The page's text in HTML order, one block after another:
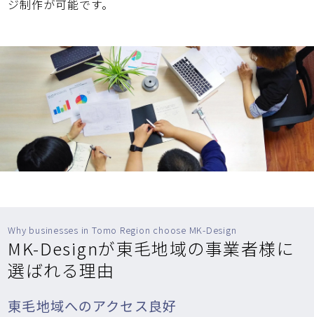
ジ制作が可能です。
Why businesses in Tomo Region choose MK-Design
MK-Designが東毛地域の事業者様に
選ばれる理由
東毛地域へのアクセス良好